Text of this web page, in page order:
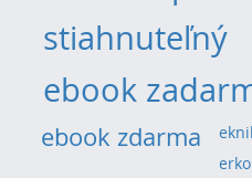
stiahnuteľný
ebook
ebook zdarma
erko